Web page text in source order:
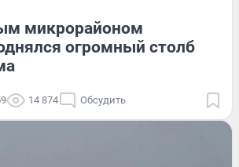
микрорайоном
огромный столб
14 874 Обсудить